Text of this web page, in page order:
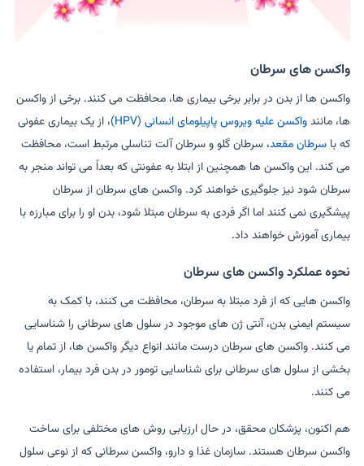
واکسن های سرطان
واکسن ها از بدن در برابر برخی بیماری ها، محافظت می کنند. برخی از واکسن
ها، مانندواکسن علیه ویروس پاپیلومای انسانی (HPV)
، از یک بیماری عفونی
که باسرطان مقعد، سرطان گلو و سرطان آلت تناسلی مرتبط است، محافظت
می کند. این واکسن ها همچنین از ابتلا به عفونتی که بعداً می تواند منجر به
سرطان شود نیز جلوگیری خواهند کرد. واکسن های سرطان از سرطان
پیشگیری نمی کنند اما اگر فردی به سرطان مبتلا شود، بدن او را برای مبارزه با
بیماری آموزش خواهند داد.
نحوه عملکرد واکسن های سرطان
واکسن هایی که از فرد مبتلا به سرطان، محافظت می کنند، با کمک به
سیستم ایمنی بدن، آنتی ژن های موجود در سلول های سرطانی را شناسایی
می کنند. واکسن های سرطان درست مانند انواع دیگر واکسن ها، از تمام یا
بخشی از سلول های سرطانی برای شناسایی تومور در بدن فرد بیمار، استفاده
می کنند.
هم اکنون، پزشکان محقق، در حال ارزیابی روش های مختلفی برای ساخت
واکسن سرطان هستند. سازمان غذا و دارو، واکسن سرطانی که از نوعی سلول